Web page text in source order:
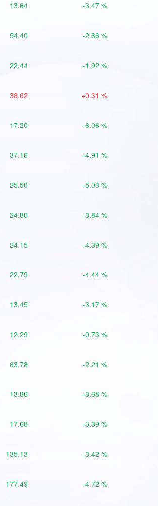
13.64 -3.47 %
54.40 -2.86 %
22.44 -1.92 %
38.62 +0.31 %
17.20 -6.06 %
37.16 -4.91 %
25.50 -5.03 %
24.80 -3.84 %
24.15 -4.39 %
22.79 -4.44 %
13.45 -3.17 %
12.29 -0.73 %
63.78 -2.21 %
13.86 -3.68 %
17.68 -3.39 %
135.13 -3.42 %
177.49 -4.72 %